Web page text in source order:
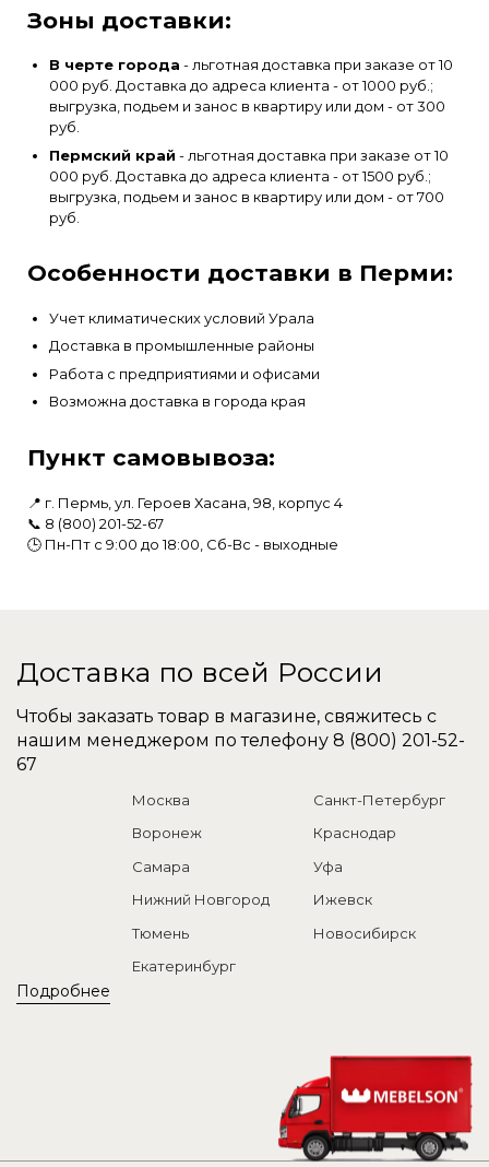
Зоны доставки:
В черте города - льготная доставка при заказе от 10
000 руб. Доставка до адреса клиента - от 1000 руб.;
выгрузка, подьем и занос в квартиру или дом - от 300
руб.
Пермский край - льготная доставка при заказе от 10
000 руб. Доставка до адреса клиента - от 1500 руб.;
выгрузка, подьем и занос в квартиру или дом - от 700
руб.
Особенности доставки в Перми:
Учет климатических условий Урала
Доставка в промышленные районы
Работа с предприятиями и офисами
Возможна доставка в города края
Пункт самовывоза:
📍 г. Пермь, ул. Героев Хасана, 98, корпус 4
📞 8 (800) 201-52-67
🕒 Пн-Пт с 9:00 до 18:00, Сб-Вс - выходные
Доставка по всей России
Чтобы заказать товар в магазине, свяжитесь с
нашим менеджером по телефону 8 (800) 201-52-
67
Подробнее
Москва
Санкт-Петербург
Воронеж
Краснодар
Самара
Уфа
Нижний Новгород
Ижевск
Тюмень
Новосибирск
Екатеринбург